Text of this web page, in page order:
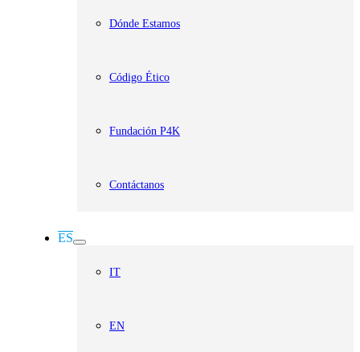
Dónde Estamos
Código Ético
Fundación P4K
Contáctanos
ES
IT
EN